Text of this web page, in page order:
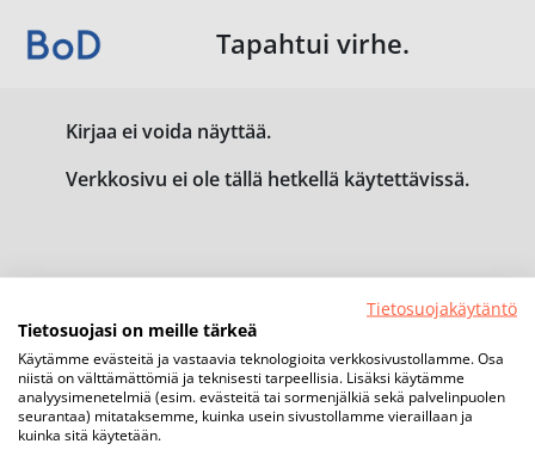
Tapahtui virhe.
Kirjaa ei voida näyttää.
Verkkosivu ei ole tällä hetkellä käytettävissä.
Tietosuojakäytäntö
Tietosuojasi on meille tärkeä
Käytämme evästeitä ja vastaavia teknologioita verkkosivustollamme. Osa
niistä on välttämättömiä ja teknisesti tarpeellisia. Lisäksi käytämme
analyysimenetelmiä (esim. evästeitä tai sormenjälkiä sekä palvelinpuolen
seurantaa) mitataksemme, kuinka usein sivustollamme vieraillaan ja
kuinka sitä käytetään.